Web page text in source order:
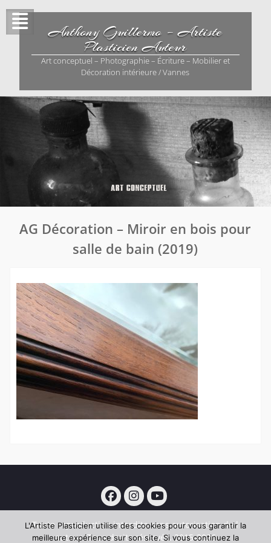
content
Anthony Guillermo – Artiste
Plasticien Auteur
Art conceptuel – Photographie – Écriture – Mobilier et
Décoration intérieure / Vannes
AG Décoration – Miroir en bois pour
salle de bain (2019)
FacebookInstagramYouTube
Toute reproduction interdite sans autorisation de l
auteur. Tous droits réservés. 2015-2026
L'Artiste Plasticien utilise des cookies pour vous garantir la
meilleure expérience sur son site. Si vous continuez la